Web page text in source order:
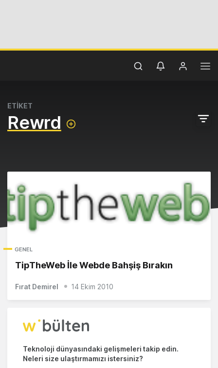
ETİKET
Rewrd
GENEL
TipTheWeb İle Webde Bahşiş Bırakın
Fırat Demirel 14 Ekim 2010
Teknoloji dünyasındaki gelişmeleri takip edin.
Neleri size ulaştırmamızı istersiniz?